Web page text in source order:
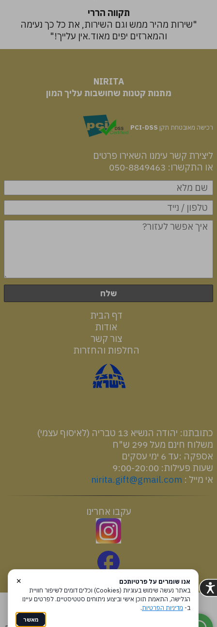
תקווה הררי
"שירות מהיר ממש וגם השירות, את כל כך נעימה
והמארזים יפים מאוד.אין עלייך!"
NIRITA
​​​​​​​מתנות קטנות שחושבות עליך המון
רכישה מאובטחת תקן PCI-DSS
ליצירת קשר עימנו השאירו פרטים
או התקשרו: 050-8849463
שלח
דף הבית
אודות
צור קשר
החלפות והחזרות
כתובתנו: יהודה הנשיא 13 טבריה (לאיסוף עצמי)
משלוח חינם מעל 299 ש"ח
אספקה :עד 6 ימי עסקים
שעות פעילות: 9:00-20:00
אי מייל : nirita.gift@gmail.com
עקבו אחרינו
×
אנו שומרים על פרטיותכם
באתר נעשה שימוש בעוגיות (Cookies) וכלים דומים לשיפור חוויית
הגלישה, התאמת תוכן אישי וביצוע ניתוחים סטטיסטיים. לפרטים עיינו
ב- מדיניות הפרטיות.
מאשר